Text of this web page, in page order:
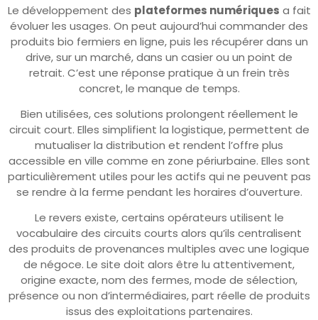
Le développement des plateformes numériques a fait
évoluer les usages. On peut aujourd’hui commander des
produits bio fermiers en ligne, puis les récupérer dans un
drive, sur un marché, dans un casier ou un point de
retrait. C’est une réponse pratique à un frein très
concret, le manque de temps.
Bien utilisées, ces solutions prolongent réellement le
circuit court. Elles simplifient la logistique, permettent de
mutualiser la distribution et rendent l’offre plus
accessible en ville comme en zone périurbaine. Elles sont
particulièrement utiles pour les actifs qui ne peuvent pas
se rendre à la ferme pendant les horaires d’ouverture.
Le revers existe, certains opérateurs utilisent le
vocabulaire des circuits courts alors qu’ils centralisent
des produits de provenances multiples avec une logique
de négoce. Le site doit alors être lu attentivement,
origine exacte, nom des fermes, mode de sélection,
présence ou non d’intermédiaires, part réelle de produits
issus des exploitations partenaires.